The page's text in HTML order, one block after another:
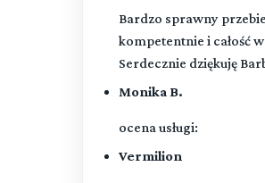
Bardzo sprawny
kompetentnie i całość
Serdecznie dziękuję
Monika B.
ocena usługi:
Vermilion